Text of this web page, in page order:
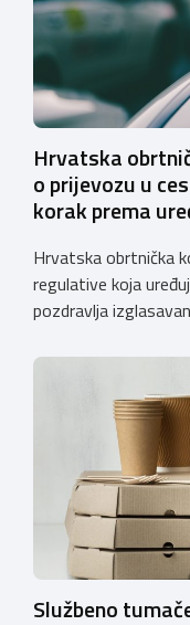
Hrvatska
o prijevozu u
korak prema
Hrvatska obrtnička
regulative koja
pozdravlja
Komora upozorava
potpuna
predstavljaju važan
sigurnijem
Službeno